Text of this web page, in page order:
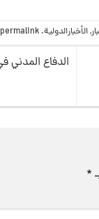
,الأخبارالدولية. Bookmark the
permalink
*